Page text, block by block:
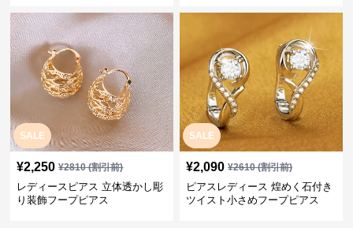
SALE
¥2,250 ¥2810(割引前)
レディースピアス 立体透かし彫
り装飾フープピアス
SALE
¥2,090 ¥2610(割引前)
ピアスレディース 煌めく石付き
ツイスト小さめフープピアス